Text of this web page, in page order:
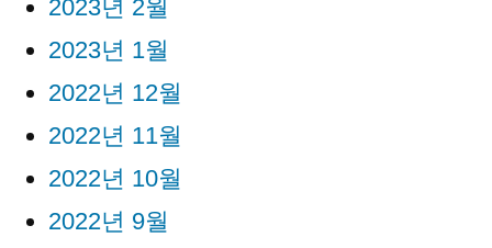
2023년 2월
2023년 1월
2022년 12월
2022년 11월
2022년 10월
2022년 9월